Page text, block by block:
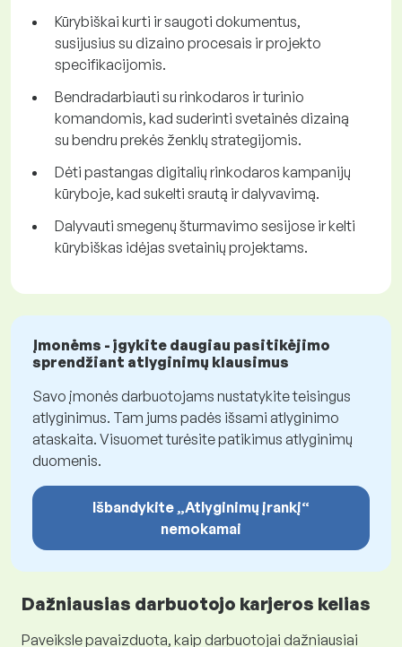
Kūrybiškai kurti ir saugoti dokumentus,
susijusius su dizaino procesais ir projekto
specifikacijomis.
Bendradarbiauti su rinkodaros ir turinio
komandomis, kad suderinti svetainės dizainą
su bendru prekės ženklų strategijomis.
Dėti pastangas digitalių rinkodaros kampanijų
kūryboje, kad sukelti srautą ir dalyvavimą.
Dalyvauti smegenų šturmavimo sesijose ir kelti
kūrybiškas idėjas svetainių projektams.
Įmonėms - įgykite daugiau pasitikėjimo
sprendžiant atlyginimų klausimus
Savo įmonės darbuotojams nustatykite teisingus
atlyginimus. Tam jums padės išsami atlyginimo
ataskaita. Visuomet turėsite patikimus atlyginimų
duomenis.
Išbandykite „Atlyginimų įrankį“
nemokamai
Dažniausias darbuotojo karjeros kelias
Paveiksle pavaizduota, kaip darbuotojai dažniausiai